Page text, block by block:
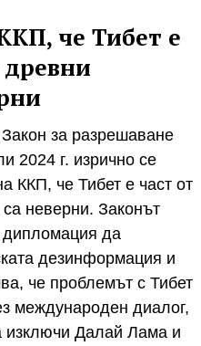
че Тибет е
древни
за разрешаване
2024 г. изрично се
ККП, че Тибет е част от
неверни. Законът
дипломация да
дезинформация и
че проблемът с Тибет
международен диалог,
изключи Далай Лама и